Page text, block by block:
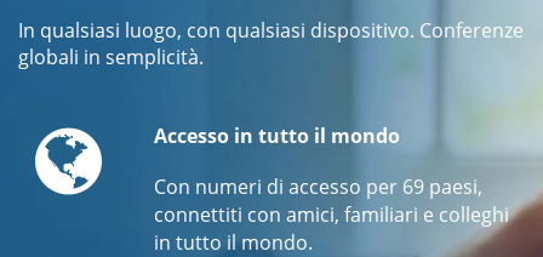
In qualsiasi luogo, con qualsiasi dispositivo. Conferenze
globali in semplicità.
GlobeAccesso in tutto il mondo
Con numeri di accesso per 69 paesi,
connettiti con amici, familiari e colleghi
in tutto il mondo.